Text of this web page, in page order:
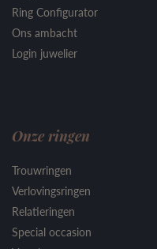
Ring Configurator
Ons ambacht
Login juwelier
Onze ringen
Trouwringen
Verlovingsringen
Relatieringen
Special occasion